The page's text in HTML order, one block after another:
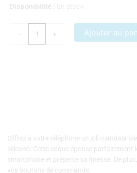
Disponibilité : En stock
-
quantité
SAMSUNG
+ Ajouter au
Offrez à votre téléphone un joli mandala
silicone. Cette coque épouse parfaitement
smartphone et préserve sa finesse. De
vos boutons de commande.